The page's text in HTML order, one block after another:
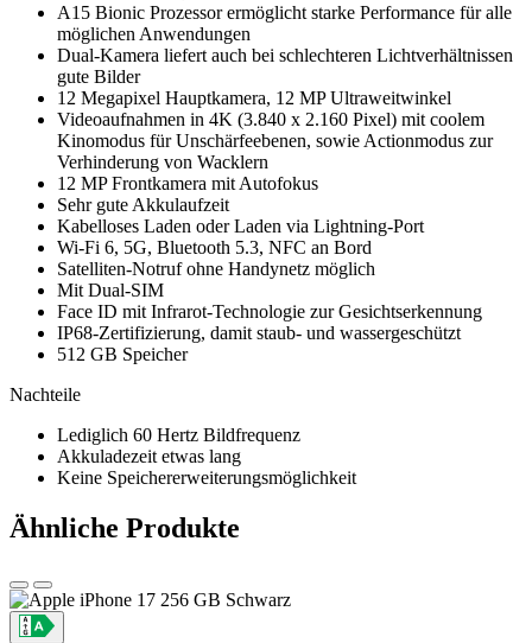
A15 Bionic Prozessor ermöglicht starke Performance für alle
möglichen Anwendungen
Dual-Kamera liefert auch bei schlechteren Lichtverhältnissen
gute Bilder
12 Megapixel Hauptkamera, 12 MP Ultraweitwinkel
Videoaufnahmen in 4K (3.840 x 2.160 Pixel) mit coolem
Kinomodus für Unschärfeebenen, sowie Actionmodus zur
Verhinderung von Wacklern
12 MP Frontkamera mit Autofokus
Sehr gute Akkulaufzeit
Kabelloses Laden oder Laden via Lightning-Port
Wi-Fi 6, 5G, Bluetooth 5.3, NFC an Bord
Satelliten-Notruf ohne Handynetz möglich
Mit Dual-SIM
Face ID mit Infrarot-Technologie zur Gesichtserkennung
IP68-Zertifizierung, damit staub- und wassergeschützt
512 GB Speicher
Nachteile
Lediglich 60 Hertz Bildfrequenz
Akkuladezeit etwas lang
Keine Speichererweiterungsmöglichkeit
Ähnliche Produkte